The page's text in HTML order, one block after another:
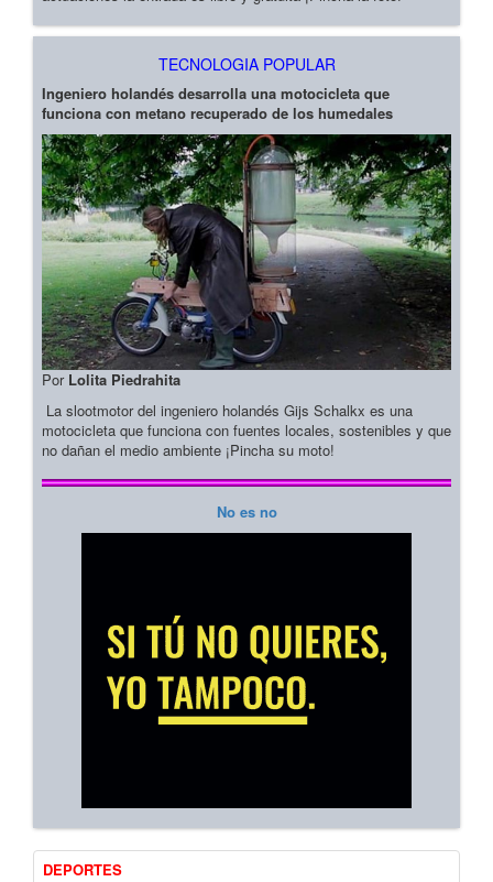
TECNOLOGIA POPULAR
Ingeniero holandés desarrolla una motocicleta que
funciona con metano recuperado de los humedales
Por Lolita Piedrahita
La slootmotor del ingeniero holandés Gijs Schalkx es una
motocicleta que funciona con fuentes locales, sostenibles y que
no dañan el medio ambiente ¡Pincha su moto!
No es no
DEPORTES